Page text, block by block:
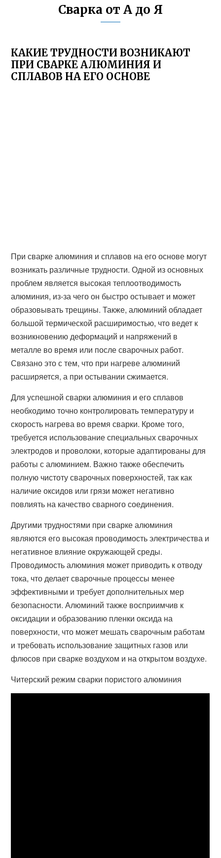
Сварка от А до Я
КАКИЕ ТРУДНОСТИ ВОЗНИКАЮТ
ПРИ СВАРКЕ АЛЮМИНИЯ И
СПЛАВОВ НА ЕГО ОСНОВЕ
При сварке алюминия и сплавов на его основе могут
возникать различные трудности. Одной из основных
проблем является высокая теплоотводимость
алюминия, из-за чего он быстро остывает и может
образовывать трещины. Также, алюминий обладает
большой термической расширимостью, что ведет к
возникновению деформаций и напряжений в
металле во время или после сварочных работ.
Связано это с тем, что при нагреве алюминий
расширяется, а при остывании сжимается.
Для успешной сварки алюминия и его сплавов
необходимо точно контролировать температуру и
скорость нагрева во время сварки. Кроме того,
требуется использование специальных сварочных
электродов и проволоки, которые адаптированы для
работы с алюминием. Важно также обеспечить
полную чистоту сварочных поверхностей, так как
наличие оксидов или грязи может негативно
повлиять на качество сварного соединения.
Другими трудностями при сварке алюминия
являются его высокая проводимость электричества и
негативное влияние окружающей среды.
Проводимость алюминия может приводить к отводу
тока, что делает сварочные процессы менее
эффективными и требует дополнительных мер
безопасности. Алюминий также восприимчив к
оксидации и образованию пленки оксида на
поверхности, что может мешать сварочным работам
и требовать использование защитных газов или
флюсов при сварке воздухом и на открытом воздухе.
Читерский режим сварки пористого алюминия